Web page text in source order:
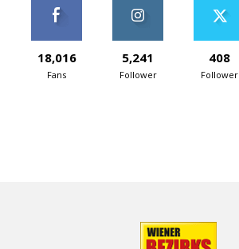
18,016
Fans
5,241
Follower
408
Follower